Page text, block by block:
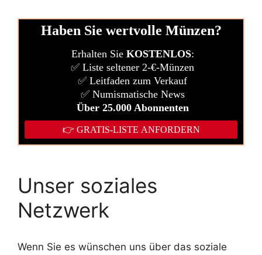
Unser soziales
Netzwerk
Wenn Sie es wünschen uns über das soziale